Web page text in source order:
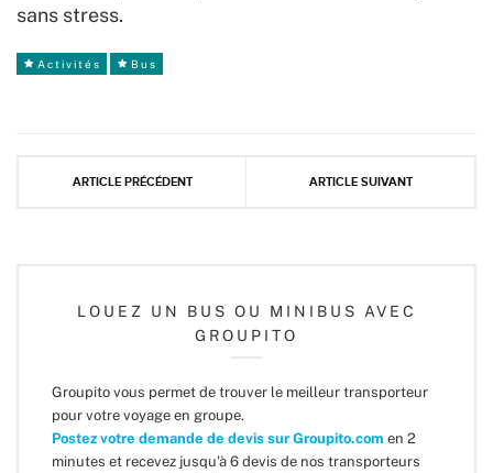
sans stress.
Activités Bus
ARTICLE PRÉCÉDENT ARTICLE SUIVANT
LOUEZ UN BUS OU MINIBUS AVEC
GROUPITO
Groupito vous permet de trouver le meilleur transporteur
pour votre voyage en groupe.
Postez votre demande de devis sur Groupito.com en 2
minutes et recevez jusqu'à 6 devis de nos transporteurs